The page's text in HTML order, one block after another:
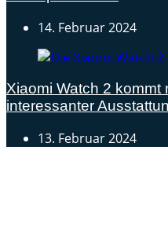
14. Februar 2024
Xiaomi Watch 2 kommt
interessanter
13. Februar 2024